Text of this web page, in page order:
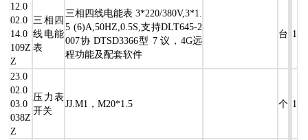
12.0
02.0
14.0
109Z
Z
三相四
线电能
表
三相四线电能表 3*220/380V,3*1.
5 (6)A,50HZ,0.5S,支持DLT645-2
007协 DTSD3366型 7 议，4G远
程功能及配套软件
台 1
23.0
02.0
03.0
038Z
Z
压力表
开关
JJ.M1，M20*1.5 个 1